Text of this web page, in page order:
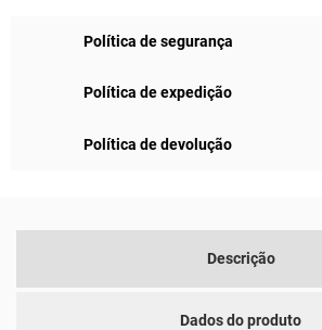
Política de segurança
Política de expedição
Política de devolução
Descrição
Dados do produto